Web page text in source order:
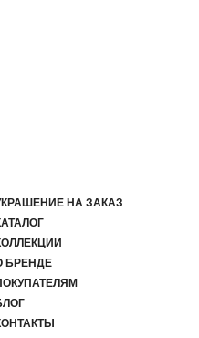
НА ЗАКАЗ
БРЕНДЕ